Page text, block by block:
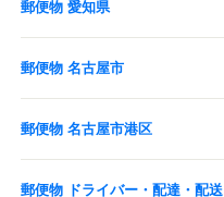
郵便物 愛知県
郵便物 名古屋市
郵便物 名古屋市港区
郵便物 ドライバー・配達・配送